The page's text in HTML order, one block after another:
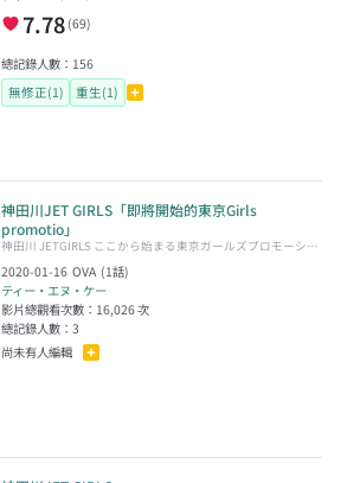
7.78 (69)
總記錄人數： 156
無修正(1)
重生(1)
神田川JET GIRLS「即將開始的東京Girls
promotio」
神田川 JETGIRLS ここから始まる東京ガールズプロモーショ
ン
2020-01-16 OVA (1話)
ティー・エヌ・ケー
影片總觀看次數： 16,026次
總記錄人數：3
尚未有人編輯